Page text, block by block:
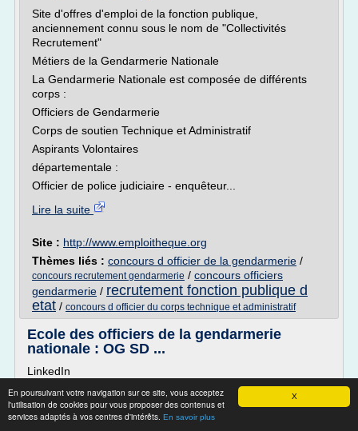
X
En poursuivant votre navigation sur ce site, vous acceptez
l'utilisation de cookies pour vous proposer des contenus et
services adaptés à vos centres d'intérêts. En savoir plus
Site d'offres d'emploi de la fonction publique,
anciennement connu sous le nom de "Collectivités
Recrutement"
Métiers de la Gendarmerie Nationale
La Gendarmerie Nationale est composée de différents
corps :
Officiers de Gendarmerie
Corps de soutien Technique et Administratif
Aspirants Volontaires
départementale :
Officier de police judiciaire - enquêteur...
Lire la suite
Site : http://www.emploitheque.org
Thèmes liés : concours d officier de la gendarmerie /
concours recrutement gendarmerie / concours officiers
gendarmerie / recrutement fonction publique d
etat / concours d officier du corps technique et administratif
Ecole des officiers de la gendarmerie
nationale : OG SD ...
LinkedIn
Décision du 4 mai 2016, publiée au Journal officiel du 10
juin 2016, portant inscription sur la liste des candidats
admis au concours sur épreuves d'admission à l'Ecole des